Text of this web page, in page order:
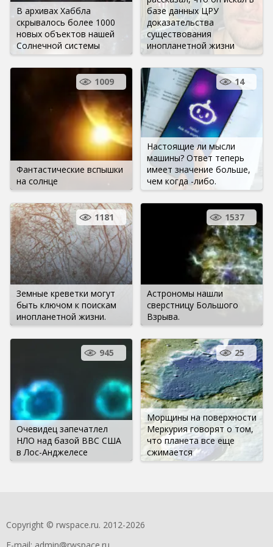
В архивах Хаббла
скрывалось более 1000
новых объектов нашей
Солнечной системы
базе данных ЦРУ
доказательства
существования
инопланетной жизни
Фантастические вспышки
на солнце
1009
Настоящие ли мысли
машины? Ответ теперь
имеет значение больше,
чем когда -либо.
14
Земные креветки могут
быть ключом к поискам
инопланетной жизни.
1181
Астрономы нашли
сверстницу Большого
Взрыва.
1537
Очевидец запечатлел
НЛО над базой ВВС США
в Лос-Анджелесе
945
Морщины на поверхности
Меркурия говорят о том,
что планета все еще
сжимается
25
Copyright © rwspace.ru. 2012-2026